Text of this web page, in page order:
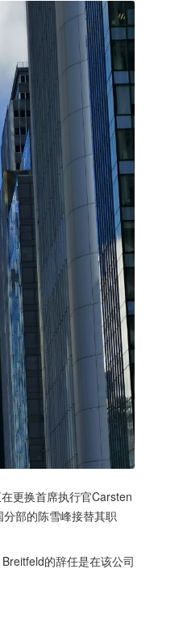
更换首席执行官Carsten
部的陈雪峰接替其职
的辞任是在该公司